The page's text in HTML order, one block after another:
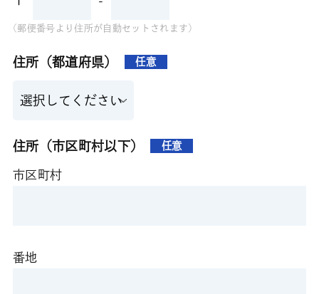
(郵便番号より住所が自動セットされます)
住所（都道府県） 任意
住所（市区町村以下） 任意
市区町村
番地